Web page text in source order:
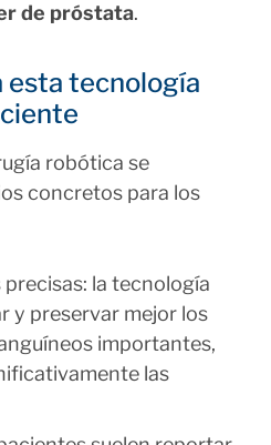
de próstata.
esta tecnología
robótica se
concretos para los
la tecnología
y preservar mejor los
importantes,
las